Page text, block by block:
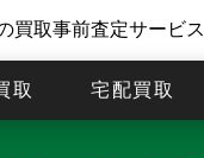
買取事前査定サービス
取 宅配買取